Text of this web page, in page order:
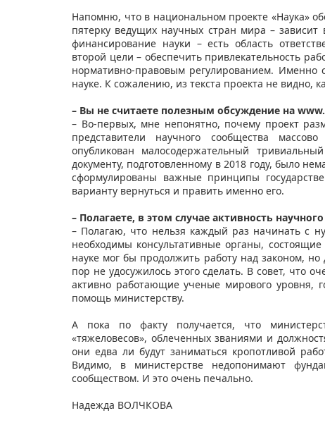
Напомню, что в национальном проекте «Наука»
пятерку ведущих научных стран мира –
финансирование науки – есть область
второй цели – обеспечить привлекательность
нормативно-правовым регулированием. Именно
науке. К сожалению, из текста проекта не видно,
– Вы не считаете полезным обсуждение на
– Во-первых, мне непонятно, почему проект
представители научного сообщества
опубликован малосодержательный
документу, подготовленному в 2018 году, было
сформулированы важные принципы
варианту вернуться и править именно его.
– Полагаете, в этом случае активность
– Полагаю, что нельзя каждый раз начинать с
необходимы консультативные органы,
науке мог бы продолжить работу над законом, но
пор не удосужилось этого сделать. В совет, что
активно работающие ученые мирового уровня,
помощь министерству.
А пока по факту получается, что
«тяжеловесов», облеченных званиями и
они едва ли будут заниматься кропотливой
Видимо, в министерстве недопонимают
сообществом. И это очень печально.
Надежда ВОЛЧКОВА